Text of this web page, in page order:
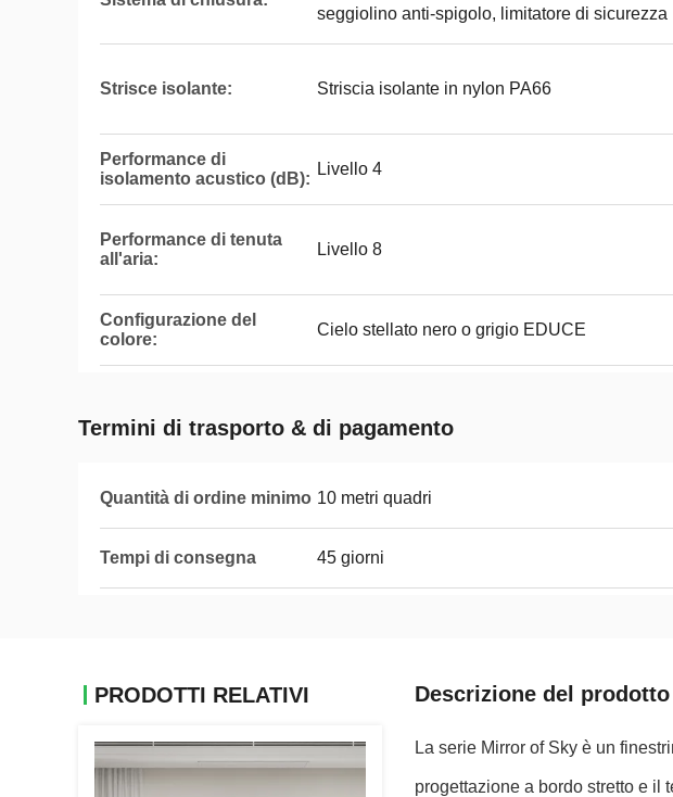
seggiolino anti-spigolo, limitatore di sicurezza
Strisce isolante: Striscia isolante in nylon PA66
Performance di
isolamento acustico (dB):
Livello 4
Performance di tenuta
all'aria:
Livello 8
Configurazione del
colore:
Cielo stellato nero o grigio EDUCE
Termini di trasporto & di pagamento
Quantità di ordine minimo 10 metri quadri
Tempi di consegna 45 giorni
PRODOTTI RELATIVI Descrizione del prodotto
La serie Mirror of Sky è un
progettazione a bordo stretto e il